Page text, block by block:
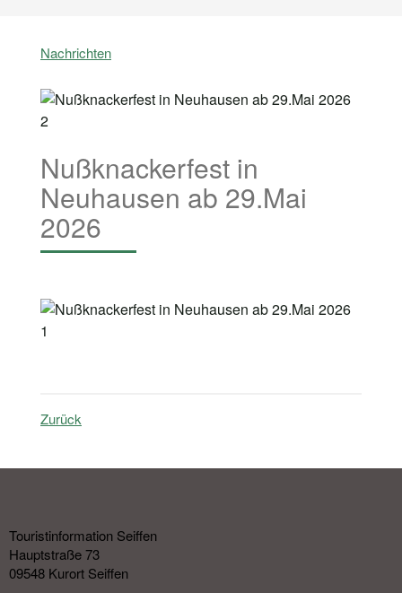
Nachrichten
Nußknackerfest in
Neuhausen ab 29.Mai
2026
Zurück
Touristinformation Seiffen
Hauptstraße 73
09548 Kurort Seiffen